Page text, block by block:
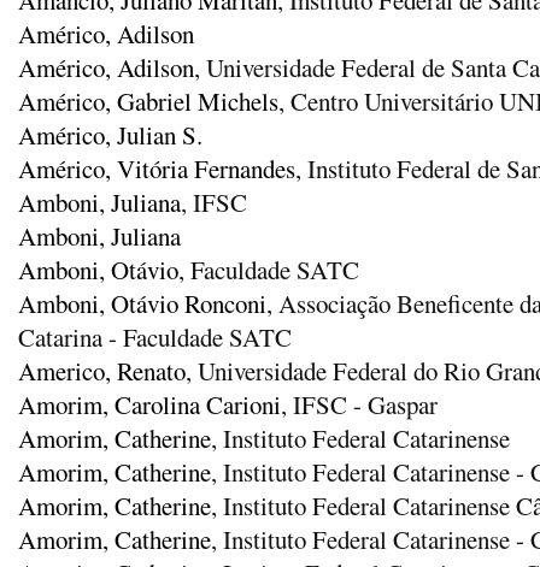
Américo, Adilson
Américo, Adilson, Universidade Federal de Santa
Américo, Gabriel Michels, Centro Universitário
Américo, Julian S.
Américo, Vitória Fernandes, Instituto Federal de
Amboni, Juliana, IFSC
Amboni, Juliana
Amboni, Otávio, Faculdade SATC
Amboni, Otávio Ronconi, Associação Beneficente
Catarina - Faculdade SATC
Americo, Renato, Universidade Federal do Rio
Amorim, Carolina Carioni, IFSC - Gaspar
Amorim, Catherine, Instituto Federal Catarinense
Amorim, Catherine, Instituto Federal Catarinense -
Amorim, Catherine, Instituto Federal Catarinense
Amorim, Catherine, Instituto Federal Catarinense -